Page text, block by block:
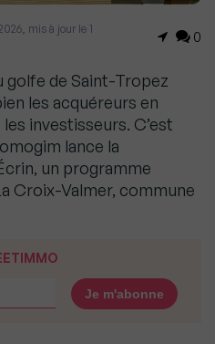
mis à jour le 1
0
golfe de Saint-Tropez
les acquéreurs en
investisseurs. C’est
lance la
un programme
Croix-Valmer, commune